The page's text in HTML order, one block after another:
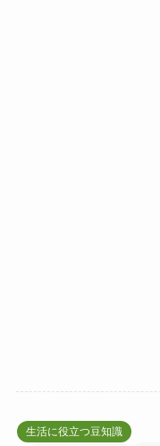
生活に役立つ豆知識